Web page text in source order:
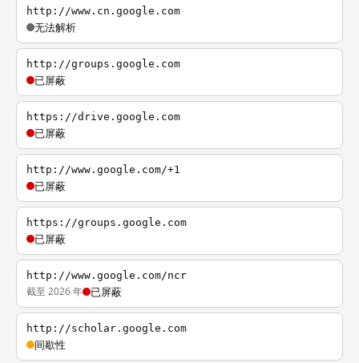
http://www.cn.google.com
无法解析
http://groups.google.com
已屏蔽
https://drive.google.com
已屏蔽
http://www.google.com/+1
已屏蔽
https://groups.google.com
已屏蔽
http://www.google.com/ncr
截至 2026 年 已屏蔽
http://scholar.google.com
间歇性